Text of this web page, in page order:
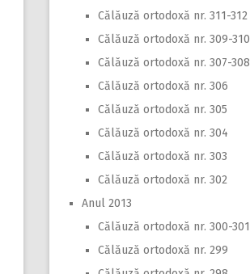
Călăuză ortodoxă nr. 311-312
Călăuză ortodoxă nr. 309-310
Călăuză ortodoxă nr. 307-308
Călăuză ortodoxă nr. 306
Călăuză ortodoxă nr. 305
Călăuză ortodoxă nr. 304
Călăuză ortodoxă nr. 303
Călăuză ortodoxă nr. 302
Anul 2013
Călăuză ortodoxă nr. 300-301
Călăuză ortodoxă nr. 299